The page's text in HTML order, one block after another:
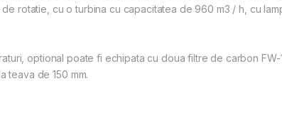
rotatie, cu o turbina cu capacitatea de 960 m3 / h, cu
optional poate fi echipata cu doua filtre de carbon
teava de 150 mm.